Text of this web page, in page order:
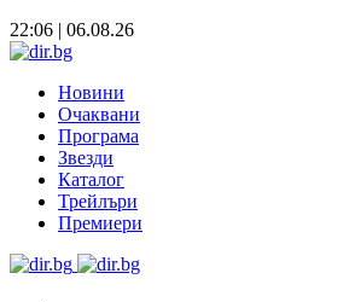
22:06 | 06.08.26
Новини
Очаквани
Програма
Звезди
Каталог
Трейлъри
Премиери